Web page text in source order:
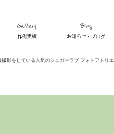
Gallery
作例実績
Blog
お知らせ・ブログ
影をしている人気のシュガーラブ フォトアトリエ